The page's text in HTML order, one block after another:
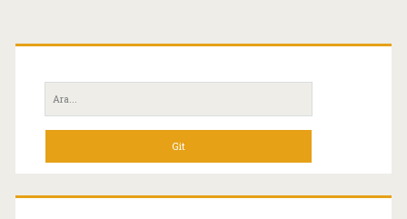
Birincil
Yan
Menü
Ara: